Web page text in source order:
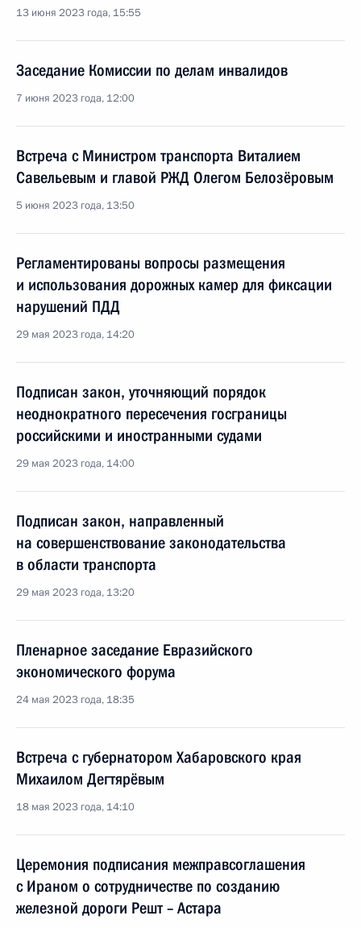
13 июня 2023 года, 15:55
Заседание Комиссии по делам инвалидов
7 июня 2023 года, 12:00
Встреча с Министром транспорта Виталием
Савельевым и главой РЖД Олегом Белозёровым
5 июня 2023 года, 13:50
Регламентированы вопросы размещения
и использования дорожных камер для фиксации
нарушений ПДД
29 мая 2023 года, 14:20
Подписан закон, уточняющий порядок
неоднократного пересечения госграницы
российскими и иностранными судами
29 мая 2023 года, 14:00
Подписан закон, направленный
на совершенствование законодательства
в области транспорта
29 мая 2023 года, 13:20
Пленарное заседание Евразийского
экономического форума
24 мая 2023 года, 18:35
Встреча с губернатором Хабаровского края
Михаилом Дегтярёвым
18 мая 2023 года, 14:10
Церемония подписания межправcоглашения
с Ираном о сотрудничестве по созданию
железной дороги Решт – Астара